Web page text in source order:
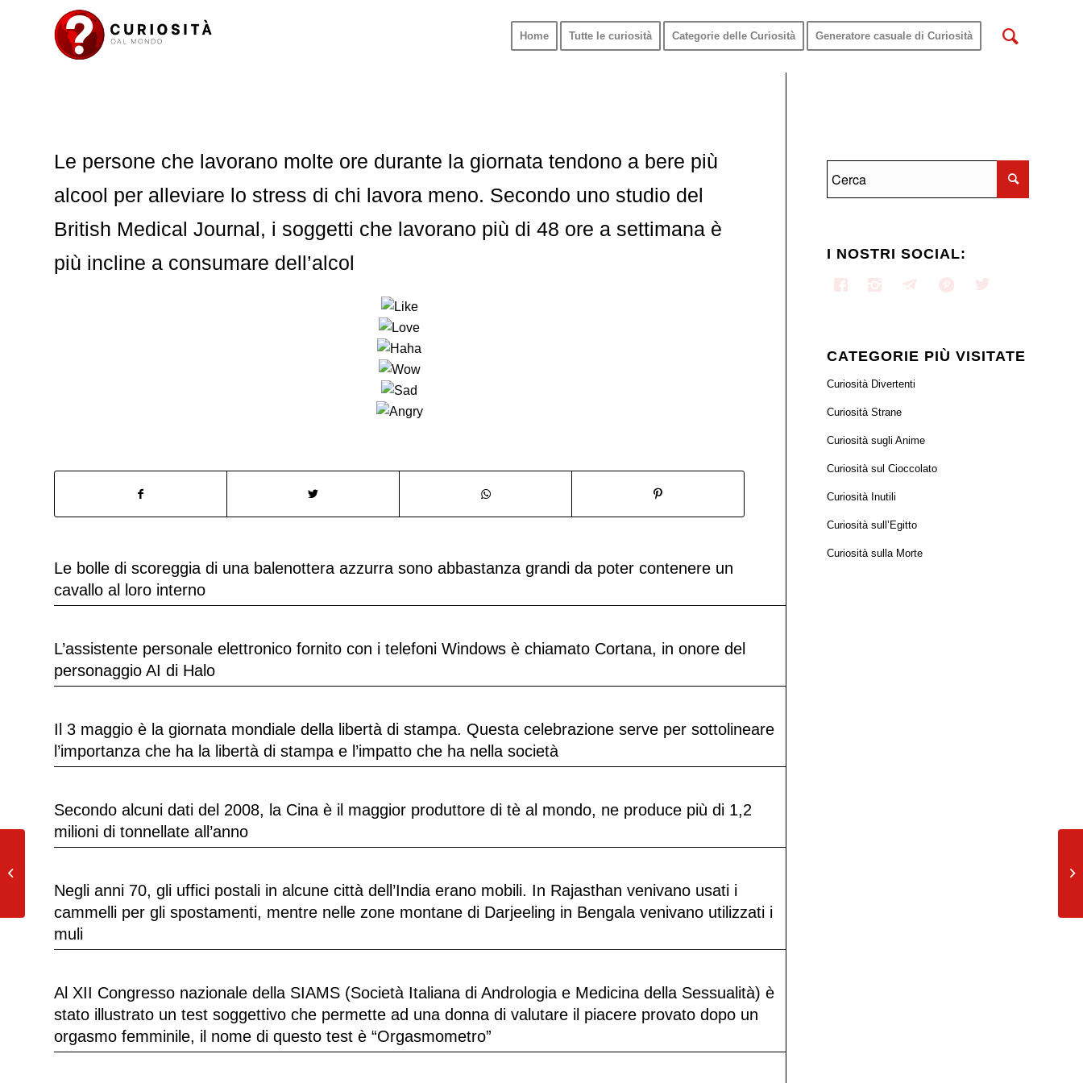
Home Tutte le curiosità Categorie delle Curiosità Generatore casuale di Curiosità
Le persone che lavorano molte ore durante la giornata tendono a bere più
alcool per alleviare lo stress di chi lavora meno. Secondo uno studio del
British Medical Journal, i soggetti che lavorano più di 48 ore a settimana è
più incline a consumare dell’alcol
Le bolle di scoreggia di una balenottera azzurra sono abbastanza grandi da poter contenere un
cavallo al loro interno
L’assistente personale elettronico fornito con i telefoni Windows è chiamato Cortana, in onore del
personaggio AI di Halo
Il 3 maggio è la giornata mondiale della libertà di stampa. Questa celebrazione serve per sottolineare
l’importanza che ha la libertà di stampa e l’impatto che ha nella società
Secondo alcuni dati del 2008, la Cina è il maggior produttore di tè al mondo, ne produce più di 1,2
milioni di tonnellate all’anno
Negli anni 70, gli uffici postali in alcune città dell’India erano mobili. In Rajasthan venivano usati i
cammelli per gli spostamenti, mentre nelle zone montane di Darjeeling in Bengala venivano utilizzati i
muli
Al XII Congresso nazionale della SIAMS (Società Italiana di Andrologia e Medicina della Sessualità) è
stato illustrato un test soggettivo che permette ad una donna di valutare il piacere provato dopo un
orgasmo femminile, il nome di questo test è “Orgasmometro”
I NOSTRI SOCIAL:
CATEGORIE PIÙ VISITATE
Curiosità Divertenti
Curiosità Strane
Curiosità sugli Anime
Curiosità sul Cioccolato
Curiosità Inutili
Curiosità sull’Egitto
Curiosità sulla Morte
studenti...